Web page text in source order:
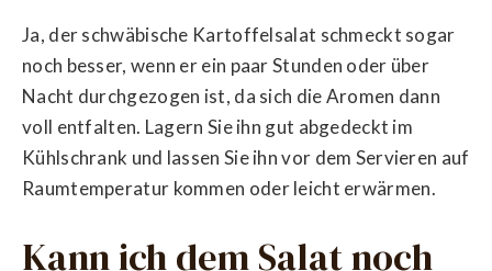
Ja, der schwäbische Kartoffelsalat schmeckt sogar
noch besser, wenn er ein paar Stunden oder über
Nacht durchgezogen ist, da sich die Aromen dann
voll entfalten. Lagern Sie ihn gut abgedeckt im
Kühlschrank und lassen Sie ihn vor dem Servieren auf
Raumtemperatur kommen oder leicht erwärmen.
Kann ich dem Salat noch